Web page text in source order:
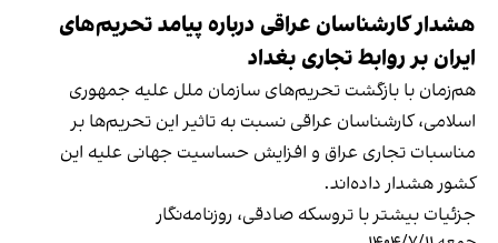
هشدار کارشناسان عراقی درباره پیامد تحریم‌های
ایران بر روابط تجاری بغداد
هم‌زمان با بازگشت تحریم‌های سازمان ملل علیه جمهوری
اسلامی، کارشناسان عراقی نسبت به تاثیر این تحریم‌ها بر
مناسبات تجاری عراق و افزایش حساسیت جهانی علیه این
کشور هشدار داده‌اند.
جزئیات بیشتر با تروسکه صادقی، روزنامه‌نگار